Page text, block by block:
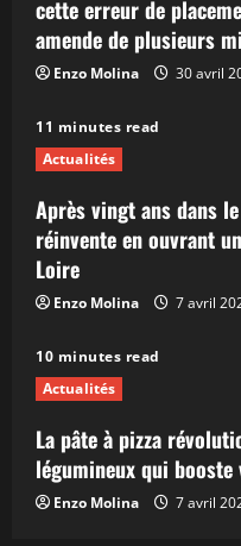
cette erreur de
amende de plusieurs
Enzo Molina 30 avril
11 minutes read
Actualités
Après vingt ans dans
réinvente en ouvrant
Loire
Enzo Molina 7 avril
10 minutes read
Actualités
La pâte à pizza
légumineux qui booste
Enzo Molina 7 avril